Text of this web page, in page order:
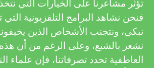
n
g
v
i
e
تؤثر مشاعرنا على الخيارات التي
فنحن نشاهد البرامج التلفزيونية
نبكي، ونتجنب الأشخاص الذين
نشعر بالشبع، وعلى الرغم من أن
العاطفية تحدد تصرفاتنا، فإن علماء